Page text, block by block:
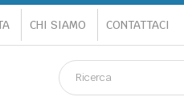
CHI SIAMO CONTATTACI